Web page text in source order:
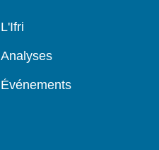
Navigation
L'Ifri
Analyses
Événements